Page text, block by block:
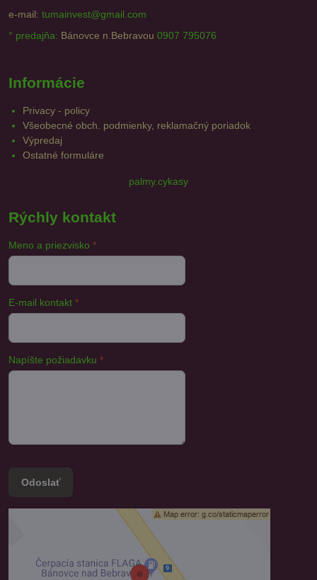
e-mail: tumainvest@gmail.com
° predajňa: Bánovce n.Bebravou 0907 795076
Informácie
Privacy - policy
Všeobecné obch. podmienky, reklamačný poriadok
Výpredaj
Ostatné formuláre
palmy.cykasy
Rýchly kontakt
Meno a priezvisko *
E-mail kontakt *
Napíšte požiadavku *
Odoslať